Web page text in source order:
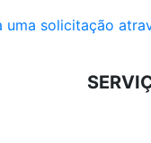
uma solicitação